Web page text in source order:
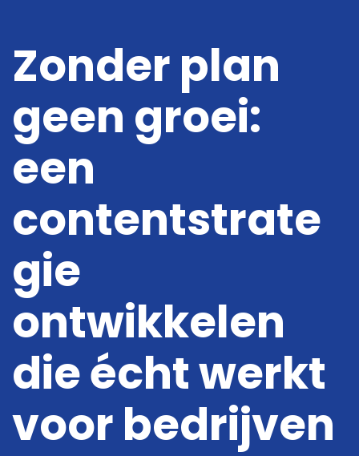
Digitale oplossingen
Online Marketing
Projecten
Kennis
Over ons
Vacatures
Contact
Kopje koffie?
Zonder plan
geen groei:
een
contentstrate
gie
ontwikkelen
die écht werkt
voor bedrijven